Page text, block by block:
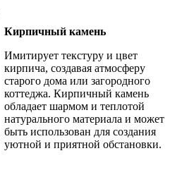
Кирпичный камень
Имитирует текстуру и цвет
кирпича, создавая атмосферу
старого дома или загородного
коттеджа. Кирпичный камень
обладает шармом и теплотой
натурального материала и может
быть использован для создания
уютной и приятной обстановки.